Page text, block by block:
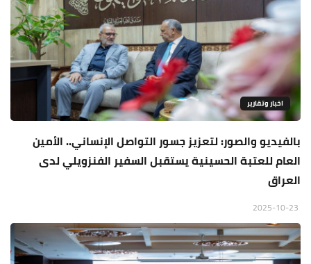
اخبار وتقارير
بالفيديو والصور: لتعزيز جسور التواصل الإنساني.. الأمين
العام للعتبة الحسينية يستقبل السفير الفنزويلي لدى
العراق